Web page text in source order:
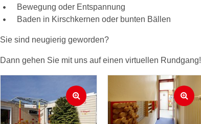
Bewegung oder Entspannung
Baden in Kirschkernen oder bunten Bällen
Sie sind neugierig geworden?
Dann gehen Sie mit uns auf einen virtuellen Rundgang!